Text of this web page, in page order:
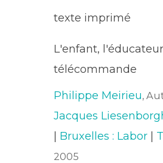
texte imprimé
L'enfant,
télécommande
Philippe Meirieu,
Jacques
Bruxelles : Labor
2005